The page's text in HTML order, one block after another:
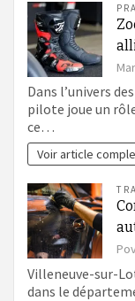
Dans l’univers
pilote joue un
ce…
Voir article
Villeneuve-sur-
dans le